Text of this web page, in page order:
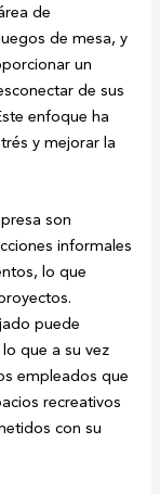
de
de mesa, y
un
de sus
enfoque ha
y mejorar la
son
informales
lo que
puede
que a su vez
empleados que
recreativos
con su